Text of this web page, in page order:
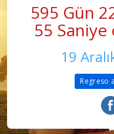
595 Gün
56
19
Regreso